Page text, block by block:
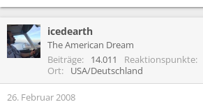
icedearth
The American Dream
Beiträge
14.011 Reaktionspunkte
Ort
USA/Deutschland
26. Februar 2008